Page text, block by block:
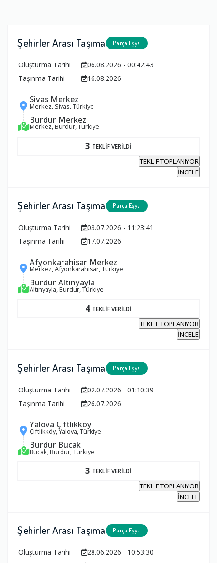
Şehirler Arası Taşıma Parça Eşya
Oluşturma Tarihi
06.08.2026 - 00:42:43
Taşınma Tarihi
16.08.2026
Sivas Merkez
Merkez, Sivas, Türkiye
Burdur Merkez
Merkez, Burdur, Türkiye
3 TEKLİF VERİLDİ
TEKLİF TOPLANIYOR
İNCELE
Şehirler Arası Taşıma Parça Eşya
Oluşturma Tarihi
03.07.2026 - 11:23:41
Taşınma Tarihi
17.07.2026
Afyonkarahisar Merkez
Merkez, Afyonkarahisar, Türkiye
Burdur Altınyayla
Altınyayla, Burdur, Türkiye
4 TEKLİF VERİLDİ
TEKLİF TOPLANIYOR
İNCELE
Şehirler Arası Taşıma Parça Eşya
Oluşturma Tarihi
02.07.2026 - 01:10:39
Taşınma Tarihi
26.07.2026
Yalova Çiftlikköy
Çiftlikköy, Yalova, Türkiye
Burdur Bucak
Bucak, Burdur, Türkiye
3 TEKLİF VERİLDİ
TEKLİF TOPLANIYOR
İNCELE
Şehirler Arası Taşıma Parça Eşya
Oluşturma Tarihi
28.06.2026 - 10:53:30